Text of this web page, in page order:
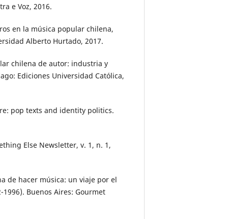
e Voz, 2016.
en la música popular chilena,
Alberto Hurtado, 2017.
chilena de autor: industria y
Ediciones Universidad Católica,
pop texts and identity politics.
Else Newsletter, v. 1, n. 1,
de hacer música: un viaje por el
Buenos Aires: Gourmet